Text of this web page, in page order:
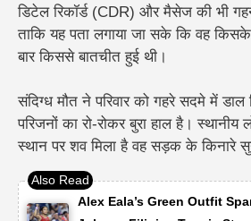
डिटेल रिकॉर्ड (CDR) और मैसेज की भी
ताकि यह पता लगाया जा सके कि वह
बार किससे बातचीत हुई थी।
संदिग्ध मौत ने परिवार को गहरे सदमे में
परिजनों का रो-रोकर बुरा हाल है।स्थानीय
स्थान पर शव मिला है वह सड़क के किनारे
Alex Eala’s Green Outfit